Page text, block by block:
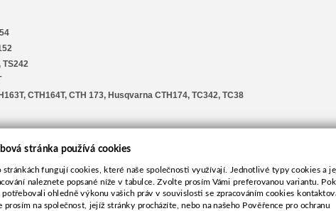
TS242
CTH164T, CTH 173, Husqvarna CTH174, TC342, TC38
stránka používá cookies
stránkách fungují cookies, které naše společnosti využívají. Jednotlivé typy cookies a
naleznete popsané níže v tabulce. Zvolte prosím Vámi preferovanou variantu.
potřebovali ohledně výkonu vašich práv v souvislosti se zpracováním cookies
prosím na společnost, jejíž stránky procházíte, nebo na našeho Pověřence pro ochranu